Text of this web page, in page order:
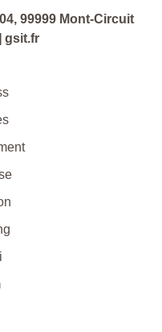
99999 Mont-Circuit
gsit.fr